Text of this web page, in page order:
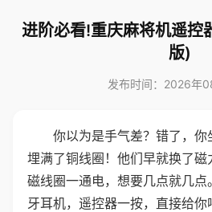
进阶必看!重庆麻将机遥控
版)
发布时间：2026年
你以为是手气差？错了，
埋满了铜线圈！他们早就换了
磁线圈一通电，想要几点就几
牙耳机，遥控器一按，直接给你